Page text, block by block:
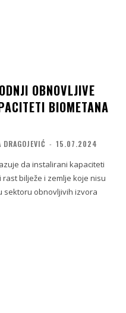
OBNOVLJIVE
BIOMETANA
DRAGOJEVIĆ - 15.07.2024
da instalirani kapaciteti
bilježe i zemlje koje nisu
sektoru obnovljivih izvora